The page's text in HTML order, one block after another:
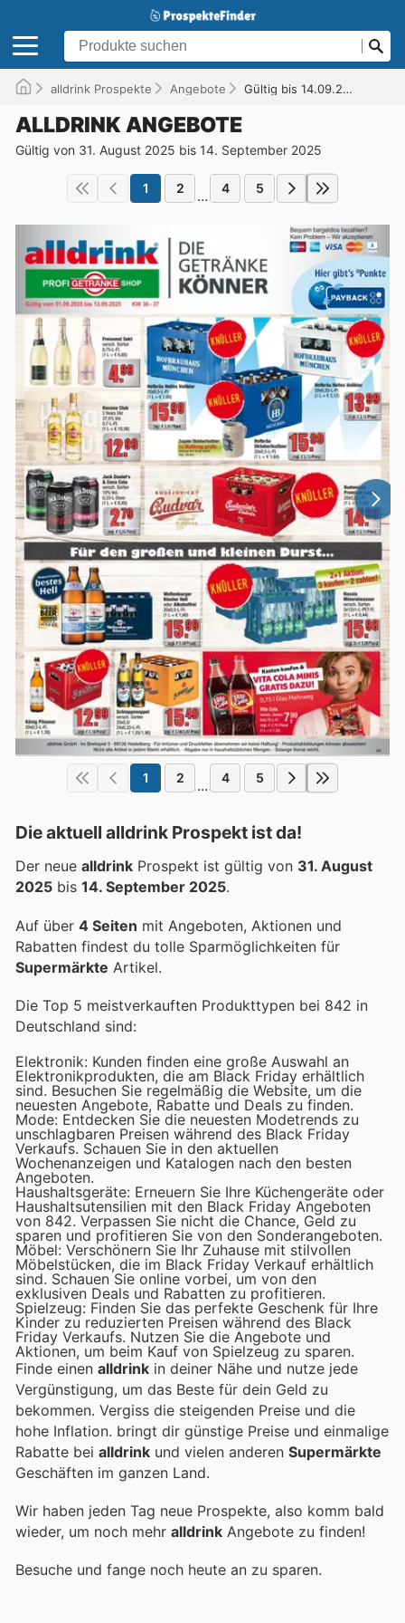
alldrink Prospekte Angebote Gültig bis 14.09.2025
ALLDRINK ANGEBOTE
Gültig von 31. August 2025 bis 14. September 2025
1 2 ... 4 5
1 2 ... 4 5
Die aktuell alldrink Prospekt ist da!
Der neue alldrink Prospekt ist gültig von 31. August
2025 bis 14. September 2025.
Auf über 4 Seiten mit Angeboten, Aktionen und
Rabatten findest du tolle Sparmöglichkeiten für
Supermärkte Artikel.
Die Top 5 meistverkauften Produkttypen bei 842 in
Deutschland sind:
Elektronik: Kunden finden eine große Auswahl an
Elektronikprodukten, die am Black Friday erhältlich
sind. Besuchen Sie regelmäßig die Website, um die
neuesten Angebote, Rabatte und Deals zu finden.
Mode: Entdecken Sie die neuesten Modetrends zu
unschlagbaren Preisen während des Black Friday
Verkaufs. Schauen Sie in den aktuellen
Wochenanzeigen und Katalogen nach den besten
Angeboten.
Haushaltsgeräte: Erneuern Sie Ihre Küchengeräte oder
Haushaltsutensilien mit den Black Friday Angeboten
von 842. Verpassen Sie nicht die Chance, Geld zu
sparen und profitieren Sie von den Sonderangeboten.
Möbel: Verschönern Sie Ihr Zuhause mit stilvollen
Möbelstücken, die im Black Friday Verkauf erhältlich
sind. Schauen Sie online vorbei, um von den
exklusiven Deals und Rabatten zu profitieren.
Spielzeug: Finden Sie das perfekte Geschenk für Ihre
Kinder zu reduzierten Preisen während des Black
Friday Verkaufs. Nutzen Sie die Angebote und
Aktionen, um beim Kauf von Spielzeug zu sparen.
Finde einen alldrink in deiner Nähe und nutze jede
Vergünstigung, um das Beste für dein Geld zu
bekommen. Vergiss die steigenden Preise und die
hohe Inflation. bringt dir günstige Preise und einmalige
Rabatte bei alldrink und vielen anderen Supermärkte
Geschäften im ganzen Land.
Wir haben jeden Tag neue Prospekte, also komm bald
wieder, um noch mehr alldrink Angebote zu finden!
Besuche und fange noch heute an zu sparen.